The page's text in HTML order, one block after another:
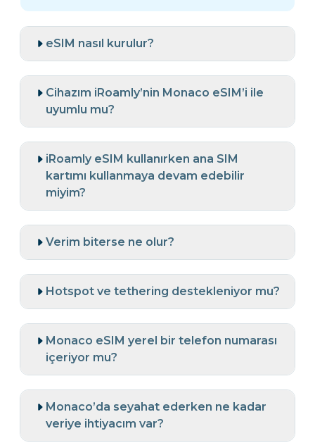
eSIM nasıl kurulur?
Cihazım iRoamly’nin Monaco eSIM’i ile
uyumlu mu?
iRoamly eSIM kullanırken ana SIM
kartımı kullanmaya devam edebilir
miyim?
Verim biterse ne olur?
Hotspot ve tethering destekleniyor mu?
Monaco eSIM yerel bir telefon numarası
içeriyor mu?
Monaco’da seyahat ederken ne kadar
veriye ihtiyacım var?